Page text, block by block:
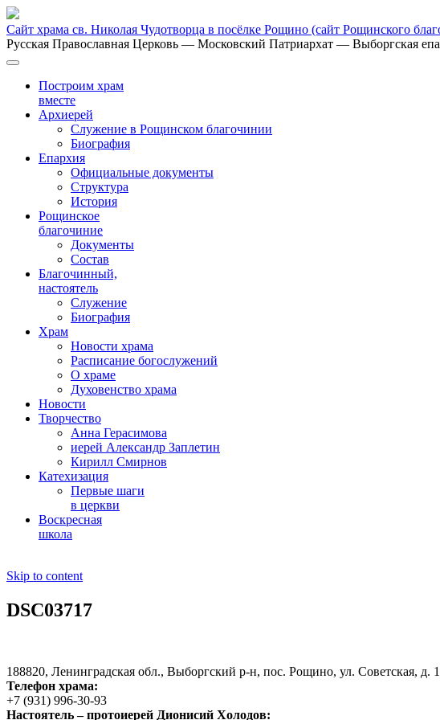
Сайт храма св. Николая Чудотворца в посёлке Рощино (сайт Рощинского
Русская Православная Церковь — Московский Патриархат — Выборгская
Построим храм
вместе
Архиерей
Служение в Рощинском благочинии
Биография
Епархия
Официальные документы
Структура
История
Рощинское
благочиние
Документы
Состав
Благочинный,
настоятель
Служение
Биография
Храм
Новости храма
Расписание богослужений
О храме
Духовенство храма
Новости
Творчество
Анна Герасимова
иерей Александр Заплетин
Кирилл Смирнов
Катехизация
Первые шаги
в церкви
Воскресная
школа
Skip to content
DSC03717
188820, Ленинградская обл., Выборгский р-н, пос. Рощино, ул. Советская, д.
Телефон храма:
+7 (931) 996-30-93
Настоятель – протоиерей Дионисий Холодов: